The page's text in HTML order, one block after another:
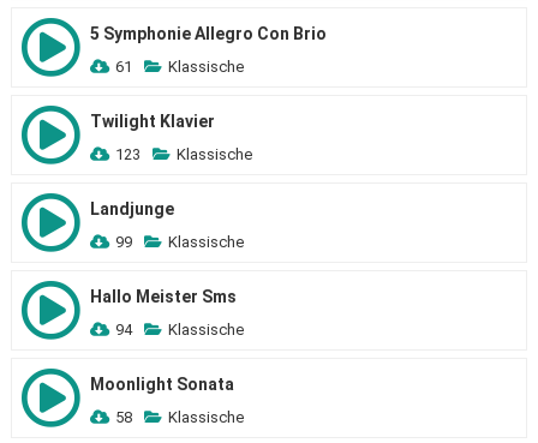
5 Symphonie Allegro Con Brio
61 Klassische
Twilight Klavier
123 Klassische
Landjunge
99 Klassische
Hallo Meister Sms
94 Klassische
Moonlight Sonata
58 Klassische